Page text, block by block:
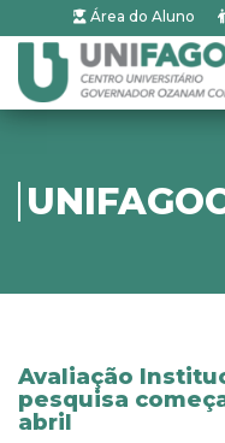
Área do Aluno
Avaliação
pesquisa
abril